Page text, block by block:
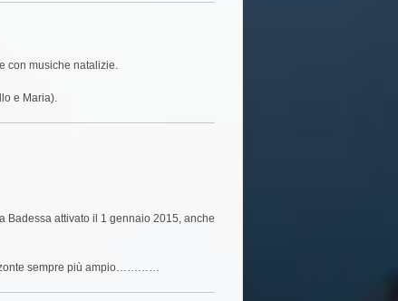
con musiche natalizie.
e Maria).
Badessa attivato il 1 gennaio 2015, anche
sempre più ampio…………